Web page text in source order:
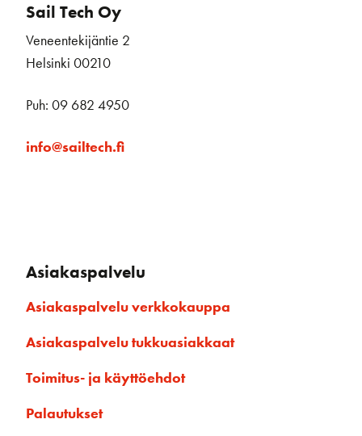
Sail Tech Oy
Veneentekijäntie 2
Helsinki 00210
Puh: 09 682 4950
info@sailtech.fi
Asiakaspalvelu
Asiakaspalvelu verkkokauppa
Asiakaspalvelu tukkuasiakkaat
Toimitus- ja käyttöehdot
Palautukset